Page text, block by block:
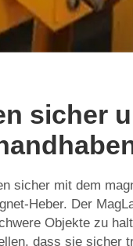
sicher
sicher mit dem
Heber. Der
Objekte zu
dass sie sicher